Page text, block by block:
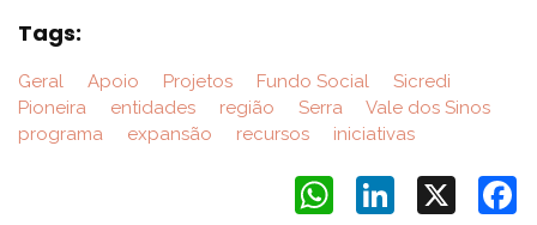
Tags:
Geral Apoio Projetos Fundo Social
Sicredi
Pioneira
entidades região Serra
Vale dos Sinos
programa
expansão recursos iniciativas
LinkedIn
WhatsApp